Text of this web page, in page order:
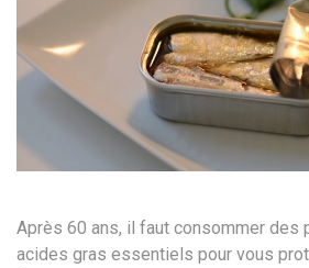
Après 60 ans, il faut consommer des
acides gras essentiels pour vous